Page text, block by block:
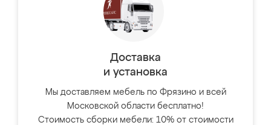
Доставка
и установка
Мы доставляем мебель по Фрязино и всей
Московской области бесплатно!
Стоимость сборки мебели: 10% от стоимости